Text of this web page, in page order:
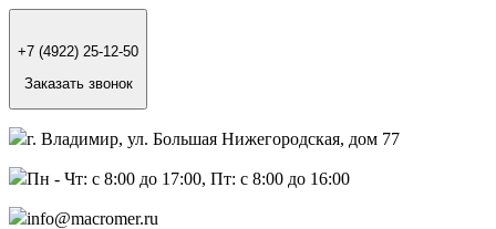
+7 (4922) 25-12-50
Заказать звонок
г. Владимир, ул. Большая Нижегородская, дом 77
Пн - Чт: с 8:00 до 17:00, Пт: с 8:00 до 16:00
info@macromer.ru